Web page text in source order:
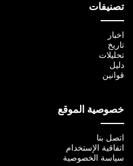
تصنيفات
اخبار
تاريخ
تحليلات
دليل
قوانين
خصوصية الموقع
اتصل بنا
اتفاقية الإستخدام
سياسة الخصوصية